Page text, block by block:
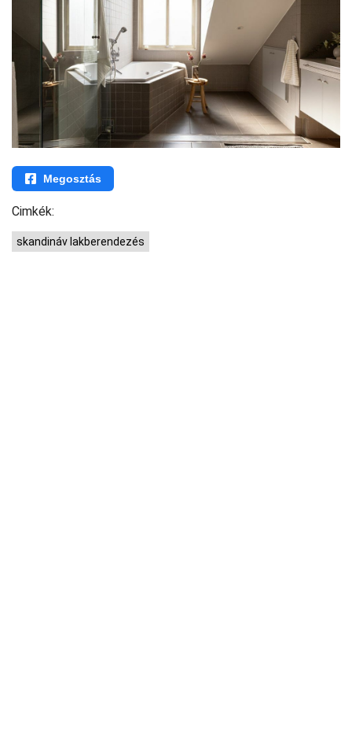
Megosztás
Cimkék:
skandináv lakberendezés